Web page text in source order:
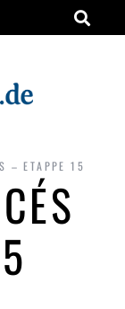
– ETAPPE 15